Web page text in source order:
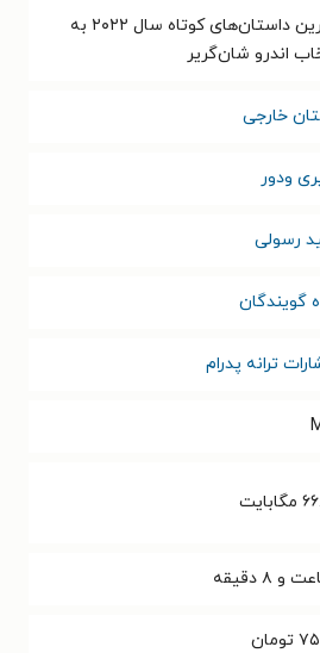
بهترین داستان‌های کوتاه سال ۲۰۲۲ به
اندرو شان‌گریر
خارجی
ودور
رسولی
گویندگان
ترانه پدرام
مگابایت
تومان